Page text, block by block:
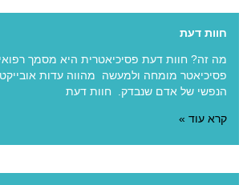
חוות דעת
מה זה? חוות דעת פסיכיאטרית היא מסמך
פסיכיאטר מומחה ולמעשה מהווה עדות
הנפשי של אדם שנבדק. חוות דעת
קרא עוד »